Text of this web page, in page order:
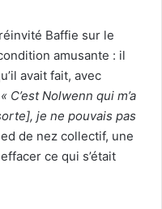
Baffie sur le
amusante : il
avait fait, avec
« C’est Nolwenn qui m’a
je ne pouvais pas
de nez collectif, une
ce qui s’était